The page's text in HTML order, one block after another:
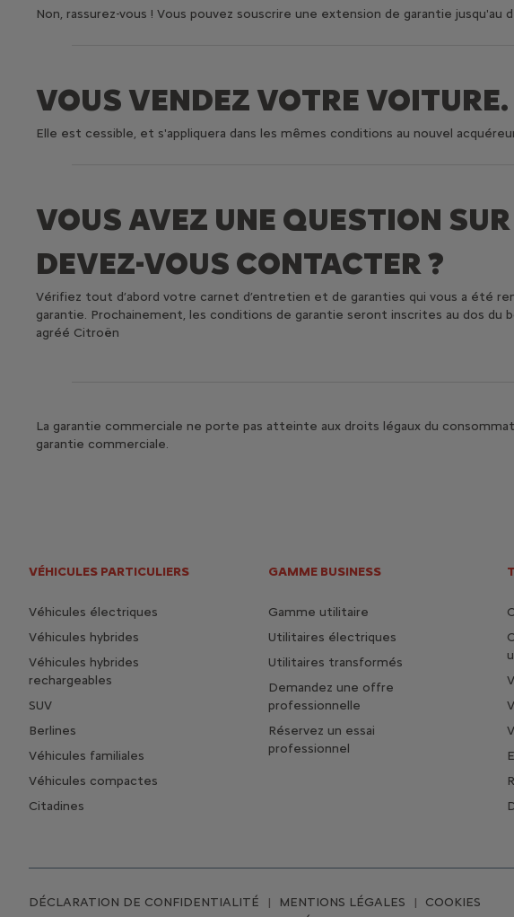
Non, rassurez-vous ! Vous pouvez souscrire une extension de garantie
VOUS VENDEZ VOTRE
Elle est cessible, et s'appliquera dans les mêmes conditions au nouvel
VOUS AVEZ UNE QUESTION
DEVEZ-VOUS CONTACTER ?
Vérifiez tout d’abord votre carnet d’entretien et de garanties qui vous a été
garantie. Prochainement, les conditions de garantie seront inscrites au dos
agréé Citroën
La garantie commerciale ne porte pas atteinte aux droits légaux du
garantie commerciale.
VÉHICULES PARTICULIERS
Véhicules électriques
Véhicules hybrides
Véhicules hybrides
rechargeables
SUV
Berlines
Véhicules familiales
Véhicules compactes
Citadines
GAMME BUSINESS
Gamme utilitaire
Utilitaires électriques
Utilitaires transformés
Demandez une offre
professionnelle
Réservez un essai
professionnel
DÉCLARATION DE CONFIDENTIALITÉ MENTIONS LÉGALES
COOKIES